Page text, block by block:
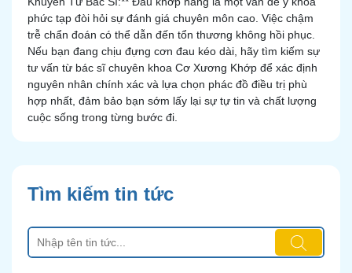
phức tạp đòi hỏi sự đánh giá chuyên môn cao. Việc chậm
trễ chẩn đoán có thể dẫn đến tổn thương không hồi phục.
Nếu bạn đang chịu đựng cơn đau kéo dài, hãy tìm kiếm sự
tư vấn từ bác sĩ chuyên khoa Cơ Xương Khớp để xác định
nguyên nhân chính xác và lựa chọn phác đồ điều trị phù
hợp nhất, đảm bảo bạn sớm lấy lại sự tự tin và chất lượng
cuộc sống trong từng bước đi.
Tìm kiếm tin tức